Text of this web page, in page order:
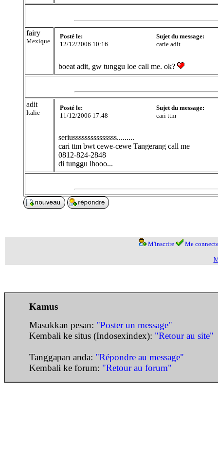
fairy
Mexique
Posté le:
12/12/2006 10:16
Sujet du message:
carie adit
boeat adit, gw tunggu loe call me. ok?
adit
Italie
Posté le:
11/12/2006 17:48
Sujet du message:
cari ttm
seriusssssssssssssss.........
cari ttm bwt cewe-cewe Tangerang call me
0812-824-2848
di tunggu lhooo...
M'inscrire Me
Kamus
Masukkan pesan: "Poster un message"
Kembali ke situs (Indosexindex): "Retour au site"
Tanggapan anda: "Répondre au message"
Kembali ke forum: "Retour au forum"